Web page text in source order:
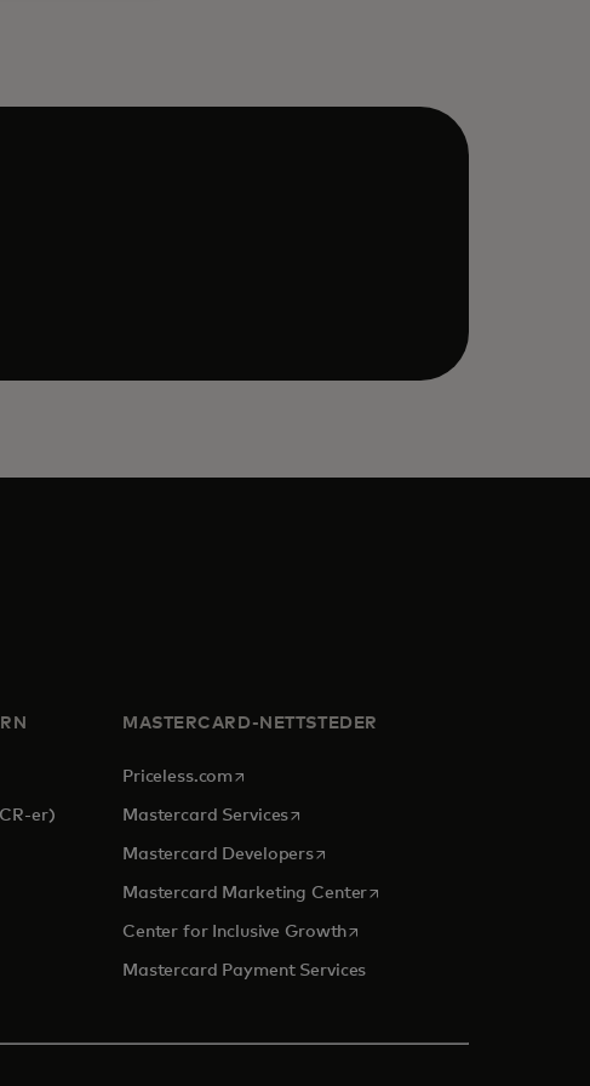
er)
in a new tab
MASTERCARD-NETTSTEDER
Priceless.com opens in a new tab
Mastercard Servicesopens in a new tab
Mastercard Developersopens in a new tab
Mastercard Marketing Centeropens in a new tab
Center for Inclusive Growthopens in a new tab
Mastercard Payment Services